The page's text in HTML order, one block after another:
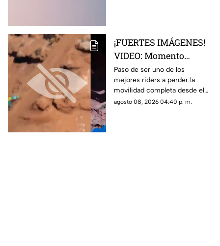
¡FUERTES IMÁGENES!
VIDEO: Momento
exacto en que famoso
rider catalán sufre una
caída que lo deja
parapléjico
Paso de ser uno de los
mejores riders a perder la
movilidad completa desde el
pecho hasta sus piernas
agosto 08, 2026 04:40 p. m.